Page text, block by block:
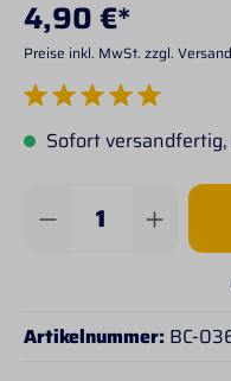
4,90 €*
Preise inkl. MwSt. zzgl.
Durchschnittliche Bewertung
Sofort
Produkt
Artikelnummer: BC-